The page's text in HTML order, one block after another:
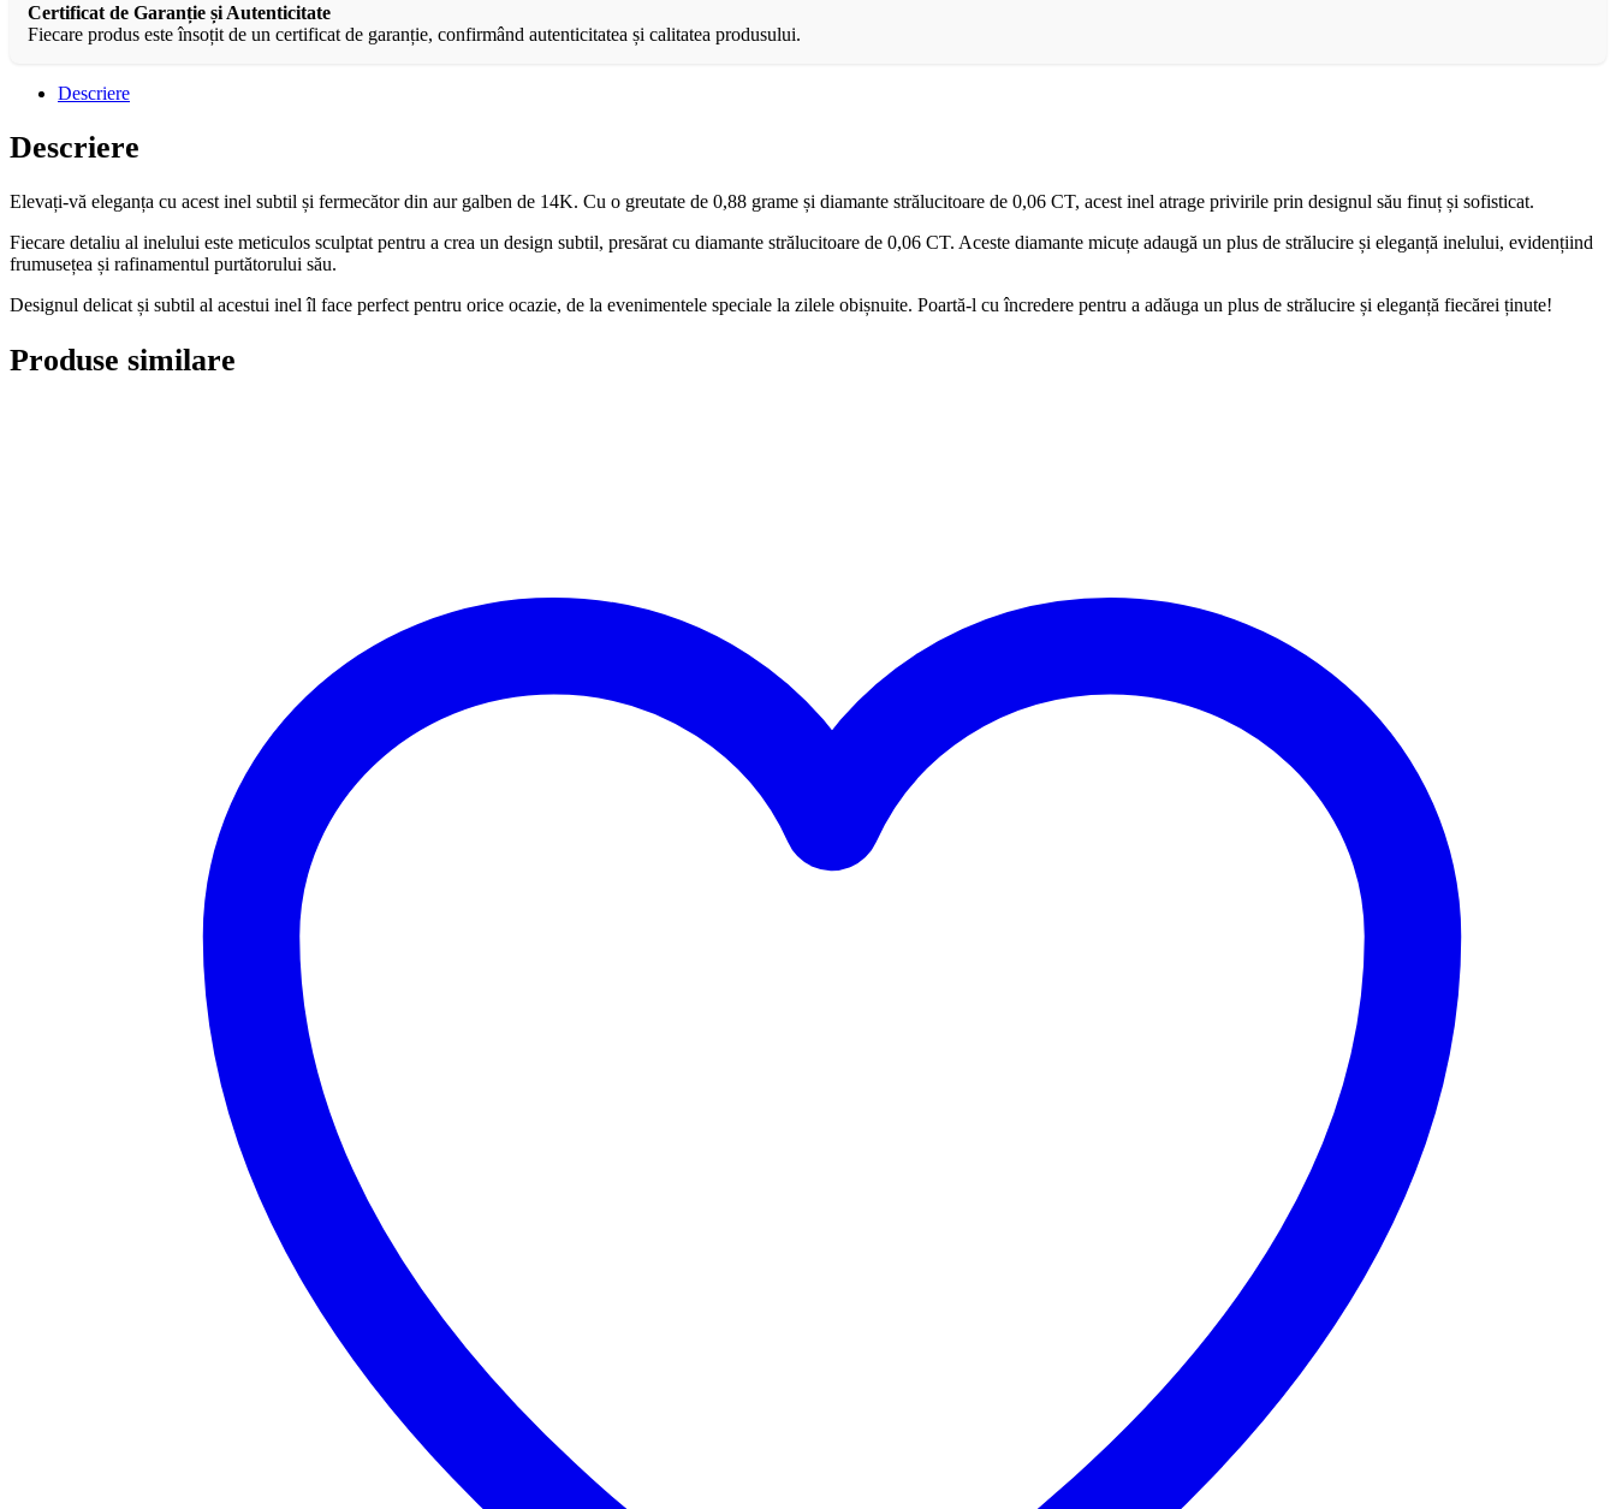
Certificat de Garanție și Autenticitate
Fiecare produs este însoțit de un certificat de garanție, confirmând autenticitatea și calitatea produsului.
Descriere
Descriere
Elevați-vă eleganța cu acest inel subtil și fermecător din aur galben de 14K. Cu o greutate de 0,88 grame și diamante strălucitoare de 0,06 CT, acest inel atrage privirile prin designul său finuț și sofisticat.
Fiecare detaliu al inelului este meticulos sculptat pentru a crea un design subtil, presărat cu diamante strălucitoare de 0,06 CT. Aceste diamante micuțe adaugă un plus de strălucire și eleganță inelului, evidențiind
frumusețea și rafinamentul purtătorului său.
Designul delicat și subtil al acestui inel îl face perfect pentru orice ocazie, de la evenimentele speciale la zilele obișnuite. Poartă-l cu încredere pentru a adăuga un plus de strălucire și eleganță fiecărei ținute!
Produse similare